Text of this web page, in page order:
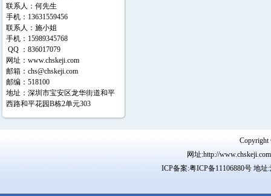
联系人：何先生
手机：13631559456
联系人：施小姐
手机：15989345768
QQ ：836017079
网址： www.chskeji.com
邮箱： chs@chskeji.com
邮编：518100
地址：深圳市宝安区龙华街道和平
西路和平花园B栋2单元303
网址:http://
ICP备案:粤ICP备11106880号 地址